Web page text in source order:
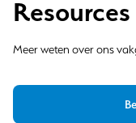
Resources
Meer weten over ons